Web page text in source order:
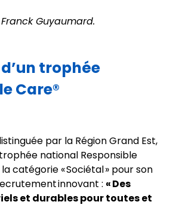
Guyaumard.
trophée
Care®
par la Région Grand Est,
national Responsible
catégorie « Sociétal » pour son
innovant : « Des
et durables pour toutes et